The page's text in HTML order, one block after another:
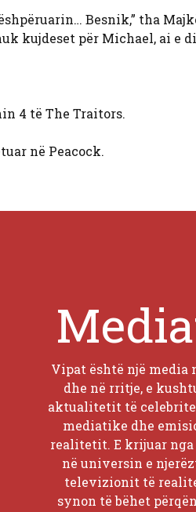
Besnik,” tha
kujdeset për Michael, ai e
4 të The Traitors.
në Peacock.
Vipat është një
dhe në rritje, e
aktualitetit të
mediatike dhe
realitetit. E krijuar
në universin e
televizionit të
synon të bëhet